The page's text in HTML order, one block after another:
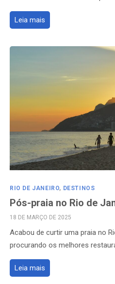
Leia mais
RIO DE JANEIRO, DESTINOS
Pós-praia no Rio de
POSTED
18 DE MARÇO DE 2025
Acabou de curtir uma praia no
procurando os melhores
Leia mais